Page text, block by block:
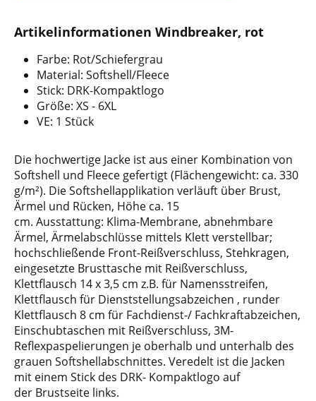
Artikelinformationen Windbreaker, rot
Farbe: Rot/Schiefergrau
Material: Softshell/Fleece
Stick: DRK-Kompaktlogo
Größe: XS - 6XL
VE: 1 Stück
Die hochwertige Jacke ist aus einer Kombination von
Softshell und Fleece gefertigt (Flächengewicht: ca. 330
g/m²). Die Softshellapplikation verläuft über Brust,
Ärmel und Rücken, Höhe ca. 15
cm. Ausstattung: Klima-Membrane, abnehmbare
Ärmel, Ärmelabschlüsse mittels Klett verstellbar;
hochschließende Front-Reißverschluss, Stehkragen,
eingesetzte Brusttasche mit Reißverschluss,
Klettflausch 14 x 3,5 cm z.B. für Namensstreifen,
Klettflausch für Dienststellungsabzeichen , runder
Klettflausch 8 cm für Fachdienst-/ Fachkraftabzeichen,
Einschubtaschen mit Reißverschluss, 3M-
Reflexpaspelierungen je oberhalb und unterhalb des
grauen Softshellabschnittes. Veredelt ist die Jacken
mit einem Stick des DRK- Kompaktlogo auf
der Brustseite links.